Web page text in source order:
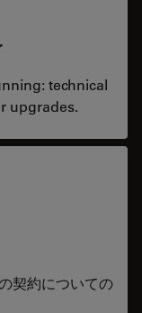
technical
upgrades.
契約についての